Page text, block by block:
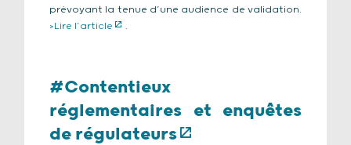
prévoyant la tenue d’une audience de validation.
>Lire l’article
.
#Contentieux
réglementaires et enquêtes
de régulateurs